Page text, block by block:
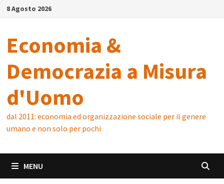
Skip8 Agosto 2026
Economia &
Democrazia a Misura
d'Uomo
dal 2011: economia ed organizzazione sociale per il genere
umano e non solo per pochi
MENU